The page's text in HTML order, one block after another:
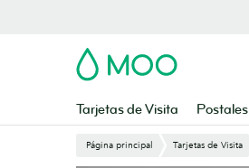
MOO
Tarjetas de Visita Postales
Página principal Tarjetas de Visita